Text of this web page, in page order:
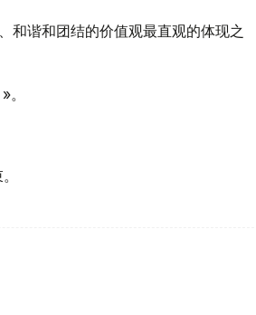
和谐和团结的价值观最直观的体现之